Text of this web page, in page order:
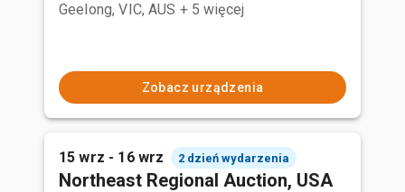
Geelong, VIC, AUS + 5 więcej
Zobacz urządzenia
15 wrz - 16 wrz 2 dzień wydarzenia
Northeast Regional Auction, USA